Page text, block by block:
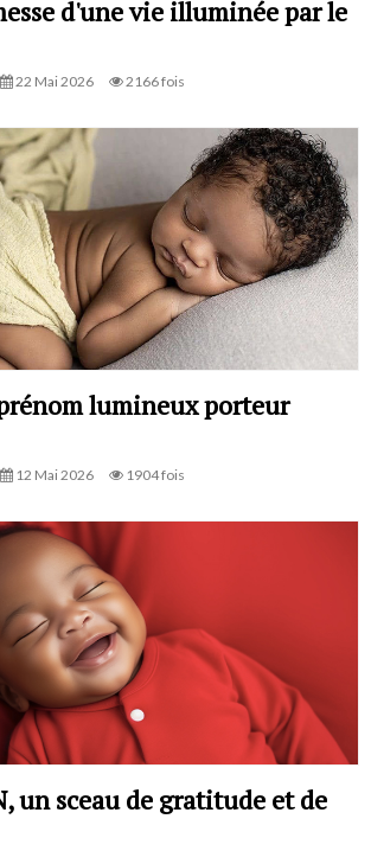
d'une vie illuminée par le
22 Mai 2026 2166 fois
lumineux porteur
12 Mai 2026 1904 fois
un sceau de gratitude et de